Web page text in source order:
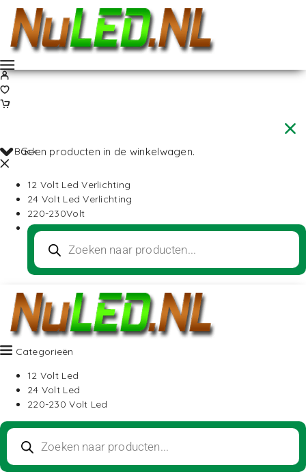
Geen producten in de winkelwagen.
Back
12 Volt Led Verlichting
24 Volt Led Verlichting
220-230Volt
Categorieën
12 Volt Led
24 Volt Led
220-230 Volt Led